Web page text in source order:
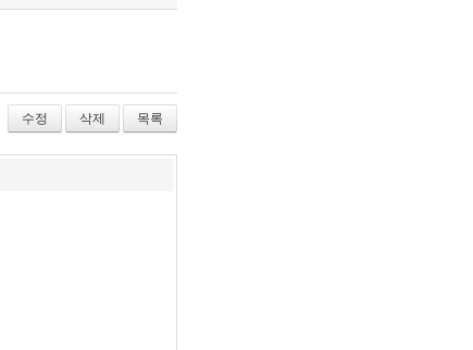
수정 삭제 목록